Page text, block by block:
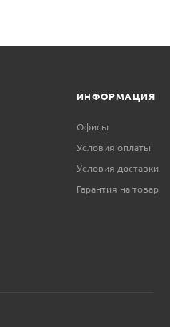
ИНФОРМАЦИЯ
Офисы
Условия оплаты
Условия доставки
Гарантия на товар